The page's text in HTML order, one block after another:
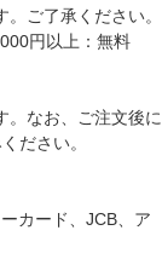
ご了承ください。
円以上：無料
。なお、ご注文後に
ださい。
カード、JCB、ア